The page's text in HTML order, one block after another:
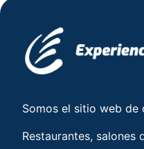
Somos el sitio web de
Restaurantes,